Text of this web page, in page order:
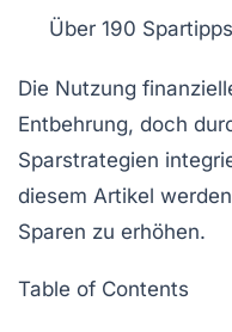
Über 190 Spartipps
Die Nutzung
Entbehrung, doch
Sparstrategien
diesem Artikel
Sparen zu erhöhen.
Table of Contents